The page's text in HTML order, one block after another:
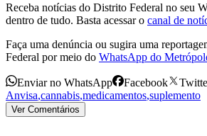
Receba notícias do Distrito Federal no seu
dentro de tudo. Basta acessar o canal de
Faça uma denúncia ou sugira uma
Federal por meio do WhatsApp do
Enviar no WhatsApp Facebook
Anvisa,cannabis,medicamentos,suplemento
Ver Comentários